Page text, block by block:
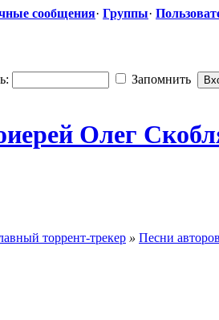
сообщения· Группы·
Запомнить
Олег
торрент-трекер » Песни